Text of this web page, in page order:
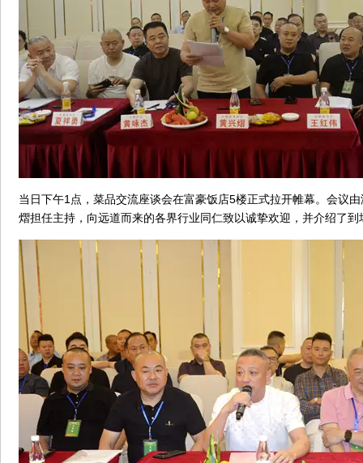
当日下午1点，菜品交流座谈会在富豪饭店5楼正式拉开帷幕。会议
熠担任主持，向远道而来的各界行业同仁致以诚挚欢迎，并介绍了